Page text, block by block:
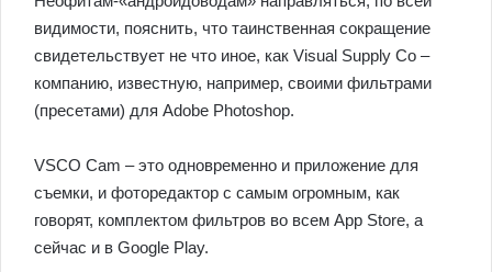
видимости, пояснить, что таинственная сокращение
свидетельствует не что иное, как Visual Supply Co –
компанию, известную, например, своими фильтрами
(пресетами) для Adobe Photoshop.
VSCO Cam – это одновременно и приложение для
съемки, и фоторедактор с самым огромным, как
говорят, комплектом фильтров во всем App Store, а
сейчас и в Google Play.